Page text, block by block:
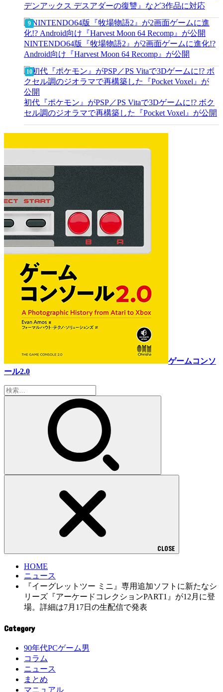
デンアックス デスアダーの復讐』など3作品に対応
NINTENDO64版『牧場物語2』が2画面ゲームに進化!?
Android向け『Harvest Moon 64 Recomp』が公開
初代『ポケモン』がPSP／PS Vitaで3Dゲームに!? ボク
セル調のジオラマで再構築した『Pocket Voxel』が公開
ゲームコンソ
ール2.0
検
索:
CLOSE
HOME
ニュース
『イーグレットツー ミニ』専用追加ソフトに新たなシ
リーズ『アーケードコレクションPART1』が12月に登
場。詳細は7月17日の生配信で発表
Category
90年代PCゲーム男
コラム
ニュース
まとめ
マニュアル